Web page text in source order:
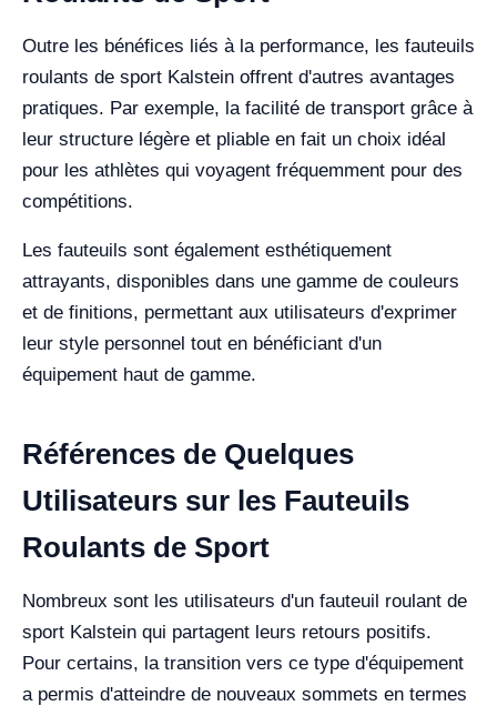
Outre les bénéfices liés à la performance, les fauteuils
roulants de sport Kalstein offrent d'autres avantages
pratiques. Par exemple, la facilité de transport grâce à
leur structure légère et pliable en fait un choix idéal
pour les athlètes qui voyagent fréquemment pour des
compétitions.
Les fauteuils sont également esthétiquement
attrayants, disponibles dans une gamme de couleurs
et de finitions, permettant aux utilisateurs d'exprimer
leur style personnel tout en bénéficiant d'un
équipement haut de gamme.
Références de Quelques
Utilisateurs sur les Fauteuils
Roulants de Sport
Nombreux sont les utilisateurs d'un fauteuil roulant de
sport Kalstein qui partagent leurs retours positifs.
Pour certains, la transition vers ce type d'équipement
a permis d'atteindre de nouveaux sommets en termes